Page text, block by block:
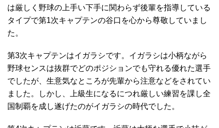
は厳しく野球の上手い下手に関わらず後輩を指導している
タイプで第1次キャプテンの谷口を心から尊敬していまし
た。
第3次キャプテンはイガラシです。イガラシは小柄ながら
野球センスは抜群でどのポジションでも守れる優れた選手
でしたが、生意気なところが先輩から注意などをされてい
ました。しかし、上級生になるにつれ厳しい練習を課し全
国制覇を成し遂げたのがイガラシの時代でした。